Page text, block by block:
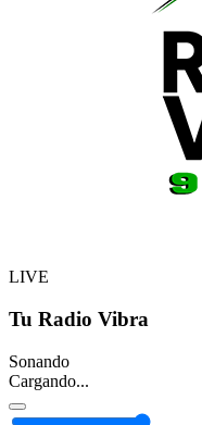
LIVE
Tu Radio Vibra
Sonando
Cargando...